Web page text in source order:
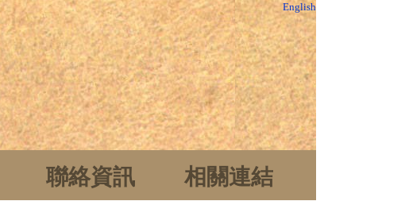
English
聯絡資訊 相關連結